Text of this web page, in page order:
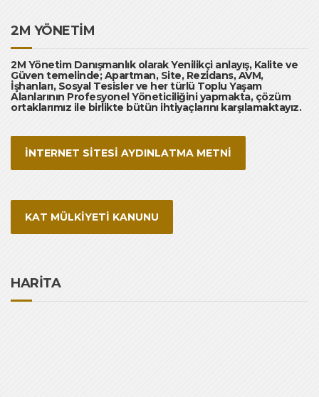
2M YÖNETİM
2M Yönetim Danışmanlık olarak Yenilikçi anlayış, Kalite ve
Güven temelinde; Apartman, Site, Rezidans, AVM,
İşhanları, Sosyal Tesisler ve her türlü Toplu Yaşam
Alanlarının Profesyonel Yöneticiliğini yapmakta, çözüm
ortaklarımız ile birlikte bütün ihtiyaçlarını karşılamaktayız.
İNTERNET SİTESİ AYDINLATMA METNİ
KAT MÜLKİYETİ KANUNU
HARİTA